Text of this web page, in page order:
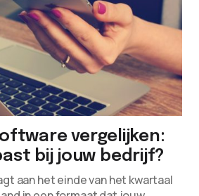
vergelijken:
bij jouw bedrijf?
aan het einde van het kwartaal